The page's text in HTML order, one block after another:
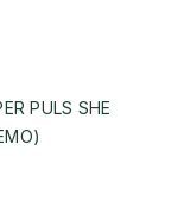
PULS SHE